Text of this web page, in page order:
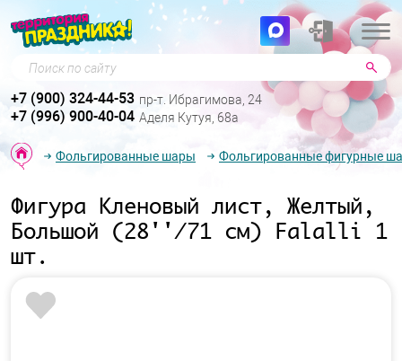
Поиск по сайту
+7 (900) 324-44-53 пр-т. Ибрагимова, 24
+7 (996) 900-40-04 Аделя Кутуя, 68а
Фольгированные шары Фольгированные фигурные
Фигура Кленовый лист, Желтый,
Большой (28''/71 см) Falalli 1
шт.